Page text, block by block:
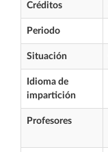
Créditos
Periodo
Situación
Idioma de
impartición
Profesores